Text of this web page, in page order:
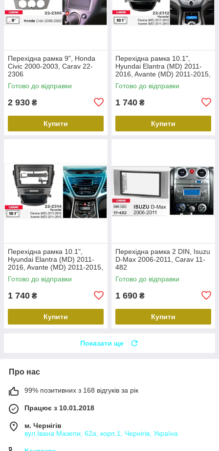
Перехідна рамка 9", Honda
Civic 2000-2003, Carav 22-
2306
Готово до відправки
2 930 ₴
Купити
Перехідна рамка 10.1",
Hyundai Elantra (MD) 2011-
2016, Avante (MD) 2011-2015,
Carav 22-2312
Готово до відправки
1 740 ₴
Купити
Перехідна рамка 10.1",
Hyundai Elantra (MD) 2011-
2016, Avante (MD) 2011-2015,
Carav 22-2314
Готово до відправки
1 740 ₴
Купити
Перехідна рамка 2 DIN, Isuzu
D-Max 2006-2011, Carav 11-
482
Готово до відправки
1 690 ₴
Купити
Показати ще
Про нас
99% позитивних з 168 відгуків за рік
Працює з 10.01.2018
м. Чернігів
вул.Івана Мазепи, 62а, корп.1, Чернігів, Україна